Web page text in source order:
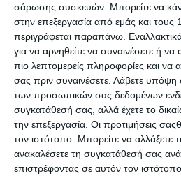
σάρωσης συσκευών. Μπορείτε να
στην επεξεργασία από εμάς και
περιγράφεται παραπάνω.
για να αρνηθείτε να συναινέσετε ή
πιο λεπτομερείς πληροφορίες και να
σας πριν συναινέσετε. Λάβετε υπόψη
των προσωπικών σας δεδομένων
συγκατάθεσή σας, αλλά έχετε το
την επεξεργασία. Οι προτιμήσεις
τον ιστότοπο. Μπορείτε να αλλάξετε
ανακαλέσετε τη συγκατάθεσή σας
επιστρέφοντας σε αυτόν τον
Θερμός Estia Coffee Mug
Save The Aegean 350ml
Fusion Coral 01-12199
Κατόπιν παραγγελίας
15,50€